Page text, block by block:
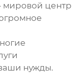
мировой центр
нужды.